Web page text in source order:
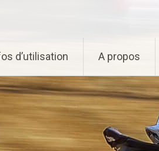
d’utilisation A propos